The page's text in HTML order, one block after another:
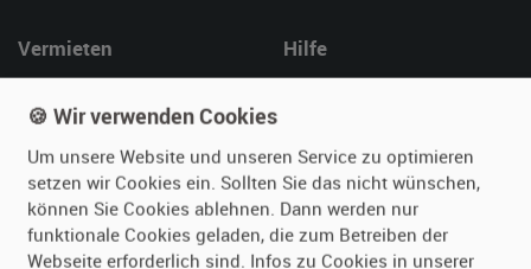
Vermieten
Fotos senden
Fragen für Vermieter
Inserat verwalten
Hilfe
Kontakt
SPECIAL
🍪 Wir verwenden Cookies
Um unsere Website und unseren Service zu optimieren
setzen wir Cookies ein. Sollten Sie das nicht wünschen,
können Sie Cookies ablehnen. Dann werden nur
funktionale Cookies geladen, die zum Betreiben der
Webseite erforderlich sind. Infos zu Cookies in unserer